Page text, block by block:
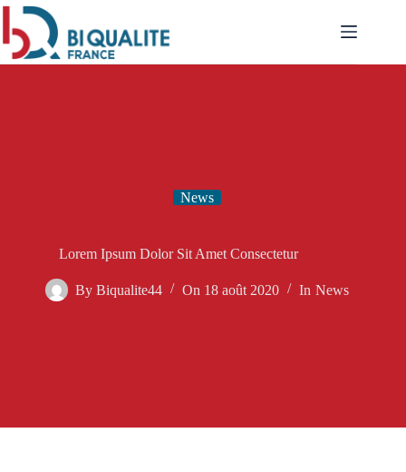
Passer
contenu
News
Lorem Ipsum Dolor Sit Amet Consectetur
By Biqualite44 On 18 août 2020 In News